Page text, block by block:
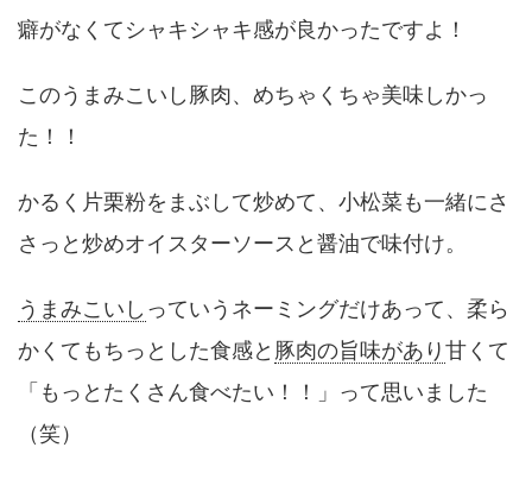
癖がなくてシャキシャキ感が良かったですよ！
このうまみこいし豚肉、めちゃくちゃ美味しかっ
た！！
かるく片栗粉をまぶして炒めて、小松菜も一緒にさ
さっと炒めオイスターソースと醤油で味付け。
うまみこいし っていうネーミングだけあって、柔ら
かくてもちっとした食感と 豚肉の旨味があり甘くて
「もっとたくさん食べたい！！」って思いました
（笑）